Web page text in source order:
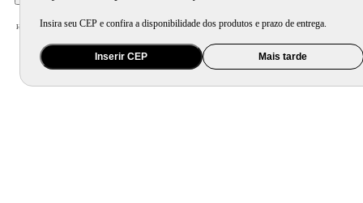
Insira seu CEP e confira a disponibilidade dos produtos e prazo de entrega.
Inserir CEP Mais tarde
Home Utilidade Doméstica Mesa / Mesa Posta